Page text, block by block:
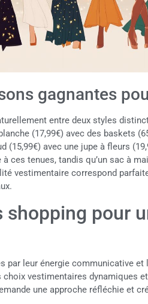
gagnantes
entre deux styles
(17,99€) avec des baskets
(15,99€) avec une jupe à fleurs
ces tenues, tandis qu’un sac à
vestimentaire correspond
shopping pour
par leur énergie communicative
vestimentaires dynamiques
une approche réfléchie et